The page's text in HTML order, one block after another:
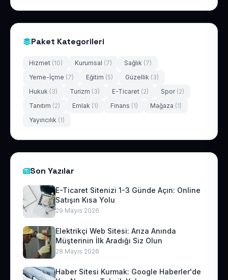
Paket Kategorileri
Hizmet (10) Kurumsal (7) Sağlık (7)
Yeme-İçme (7) Eğitim (5) Güzellik (3)
Hukuk (3) Turizm (3) E-Ticaret (2) Spor (2)
Tanıtım (2) Emlak (1) Finans (1) Mağaza (1)
Yayıncılık (1)
Son Yazılar
E-Ticaret Sitenizi 1-3 Günde Açın: Online
Satışın Kısa Yolu
29 Mayıs 2026
Elektrikçi Web Sitesi: Arıza Anında
Müşterinin İlk Aradığı Siz Olun
28 Mayıs 2026
Haber Sitesi Kurmak: Google Haberler'de